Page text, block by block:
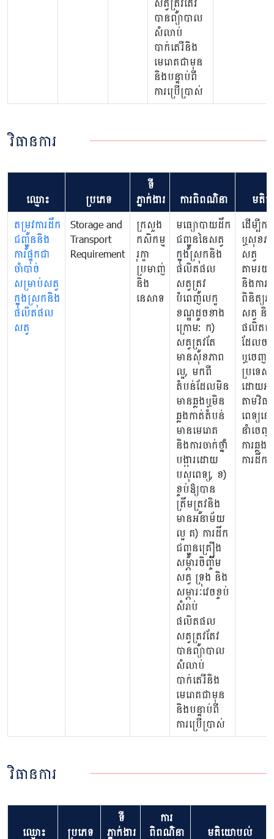
សត្វត្រូវតែវ
បានព្យាបាល
សំលាប់
បាក់តេរីនិង
មេរោគជាមុន
និងបន្ទាប់ពី
ការប្រើប្រាស់
វិធានការ
ឈ្មោះ ប្រភេទ
ទី
ភ្នាក់ងារ
ការពិពណ៌នា មតិ
តម្រូវការដឹក
ជញ្ជូននិង
ការផ្ទុកជា
ចាំបាច់
សម្រាប់សត្វ
ក្នុងស្រុកនិង
ផលិតផល
សត្វ
Storage and
Transport
Requirement
ក្រសួង
កសិកម្ម
រុក្ខា
ប្រមាញ់
និង
នេសាទ
មធ្យោបាយដឹក
ជញ្ជូននៃសត្វ
ក្នុងស្រុកនិង
ផលិតផល
សត្វត្រូវ
បំពេញលក្ខ
ខណ្ឌដូចខាង
ក្រោម: ក)
សត្វត្រូវតែ
មានសុខភាព
ល្អ, មកពី
តំបន់ដែលមិន
មានឆ្លងឬមិន
ឆ្លងកាត់តំបន់
មានមេរោគ
និងការចាក់ថ្នាំ
បង្ការដោយ
បសុពេទ្យ, ខ)
ខ្ចប់ឱ្យបាន
ត្រឹមត្រូវនិង
មានអនាម័យ
ល្អ គ) ការដឹក
ជញ្ជូនគ្រឿង
សម្ភារចិញ្ចឹម
សត្វ ទ្រុង និង
សម្ភារៈវេចខ្ចប់
សំរាប់
ផលិតផល
សត្វត្រូវតែវ
បានព្យាបាល
សំលាប់
បាក់តេរីនិង
មេរោគជាមុន
និងបន្ទាប់ពី
ការប្រើប្រាស់
ដើម្បីកា
ឬសុខភ
សត្វ
តាមរយ
និងការ
ពិនិត្យ
សត្វ និង
ផលិតផ
ដែលចរ
ឬចេញពី
ប្រទេស
ដោយអ
តាមវិធ
ពេទ្យន
នាំចេ
ការឆ្លង
ការដឹក
វិធានការ
ឈ្មោះ ប្រភេទ
ទី
ភ្នាក់ងារ
ការ
ពិពណ៌នា
មតិយោបល់